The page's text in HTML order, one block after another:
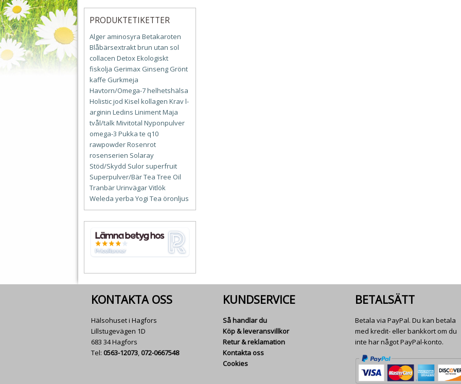
PRODUKTETIKETTER
Alger aminosyra Betakaroten
Blåbärsextraktbrun utan sol
collacen DetoxEkologiskt
fiskolja Gerimax Ginseng Grönt
kaffe Gurkmeja
Havtorn/Omega-7helhetshälsa
Holisticjod Kisel kollagen Kravl-
arginin Ledins LinimentMaja
tvål/talkMivitotal Nyponpulver
omega-3 Pukka te q10
rawpowderRosenrot
rosenserien Solaray
Stöd/Skydd Sulor superfruit
Superpulver/BärTea Tree Oil
TranbärUrinvägarVitlök
Weleda yerba Yogi Tea öronljus
KONTAKTA OSS
Hälsohuset i Hagfors
Lillstugevägen 1D
683 34 Hagfors
Tel: 0563-12073,072-0667548
KUNDSERVICE
Så handlar du
Köp & leveransvillkor
Retur & reklamation
Kontakta oss
Cookies
BETALSÄTT
Betala via PayPal. Du kan betala
med kredit- eller bankkort om du
inte har något PayPal-konto.